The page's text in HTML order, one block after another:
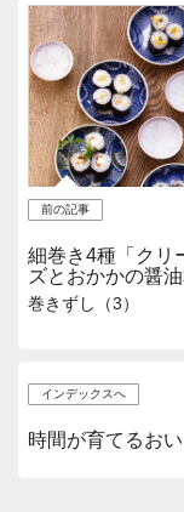
前の記事
細巻き4種「クリ
ズとおかかの醤油
巻きずし（3）
インデックスへ
時間が育てるお